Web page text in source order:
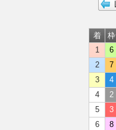
着 枠
1
6
2
7
3
4
4
2
5
3
6
8